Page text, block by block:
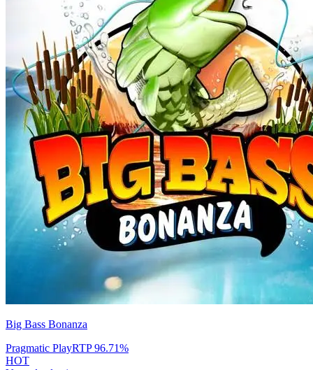
Big Bass Bonanza
Pragmatic PlayRTP96.71%
HOT